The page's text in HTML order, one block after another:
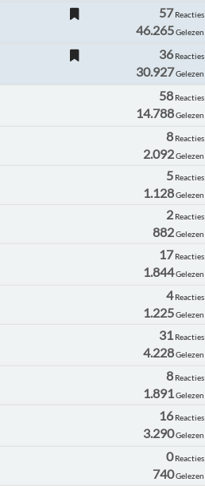
57Reacties
46.265Gelezen
36Reacties
30.927Gelezen
58 Reacties
14.788Gelezen
8 Reacties
2.092Gelezen
5 Reacties
1.128Gelezen
2 Reacties
882Gelezen
17 Reacties
1.844Gelezen
4Reacties
1.225Gelezen
31 Reacties
4.228Gelezen
8 Reacties
1.891 Gelezen
16Reacties
3.290Gelezen
0Reacties
740Gelezen